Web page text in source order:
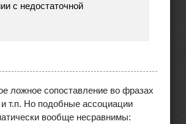
с недостаточной
ложное сопоставление во фразах
и т.п. Но подобные ассоциации
вообще несравнимы: